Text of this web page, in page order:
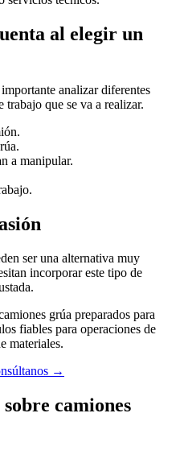
al elegir un
analizar diferentes
que se va a realizar.
a manipular.
ser una alternativa muy
incorporar este tipo de
grúa preparados para
fiables para operaciones de
materiales.
→
camiones